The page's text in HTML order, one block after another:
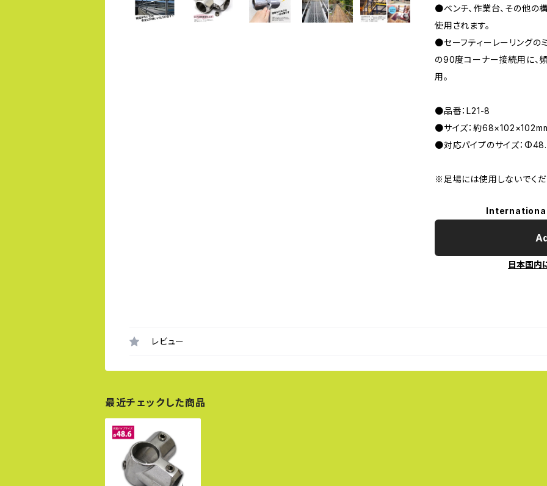
●ベンチ、作業台、その他の
使用されます。
●セーフティーレーリングの
の90度コーナー接続用に、
用。
●品番：L21-8
●サイズ：約
●対応パイプのサイズ：
※足場には使用しないでくだ
日本国内
レビュー
最近チェックした商品